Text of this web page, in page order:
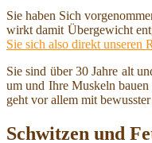
Sie haben Sich
wirkt damit Übergewicht
Sie sich also direkt unseren
Sie sind über 30 Jahre alt
um und Ihre Muskeln bauen
geht vor allem mit
Schwitzen und